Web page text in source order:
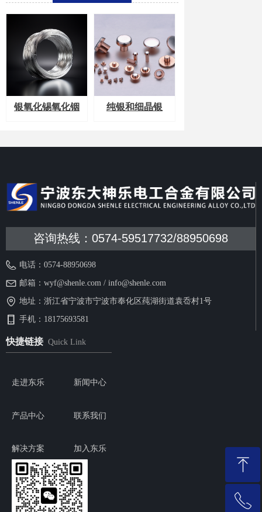
银氧化锡氧化铟 纯银和细晶银
咨询热线：0574-59517732/88950698
电话： 0574-88950698
邮箱： wyf@shenle.com / info@shenle.com
地址： 浙江省宁波市宁波市奉化区莼湖街道袁岙村1号
手机： 18175693581
快捷链接 Quick Link
走进东乐
产品中心
解决方案
新闻中心
联系我们
加入东乐
ꁸ
回到顶部
ꂅ